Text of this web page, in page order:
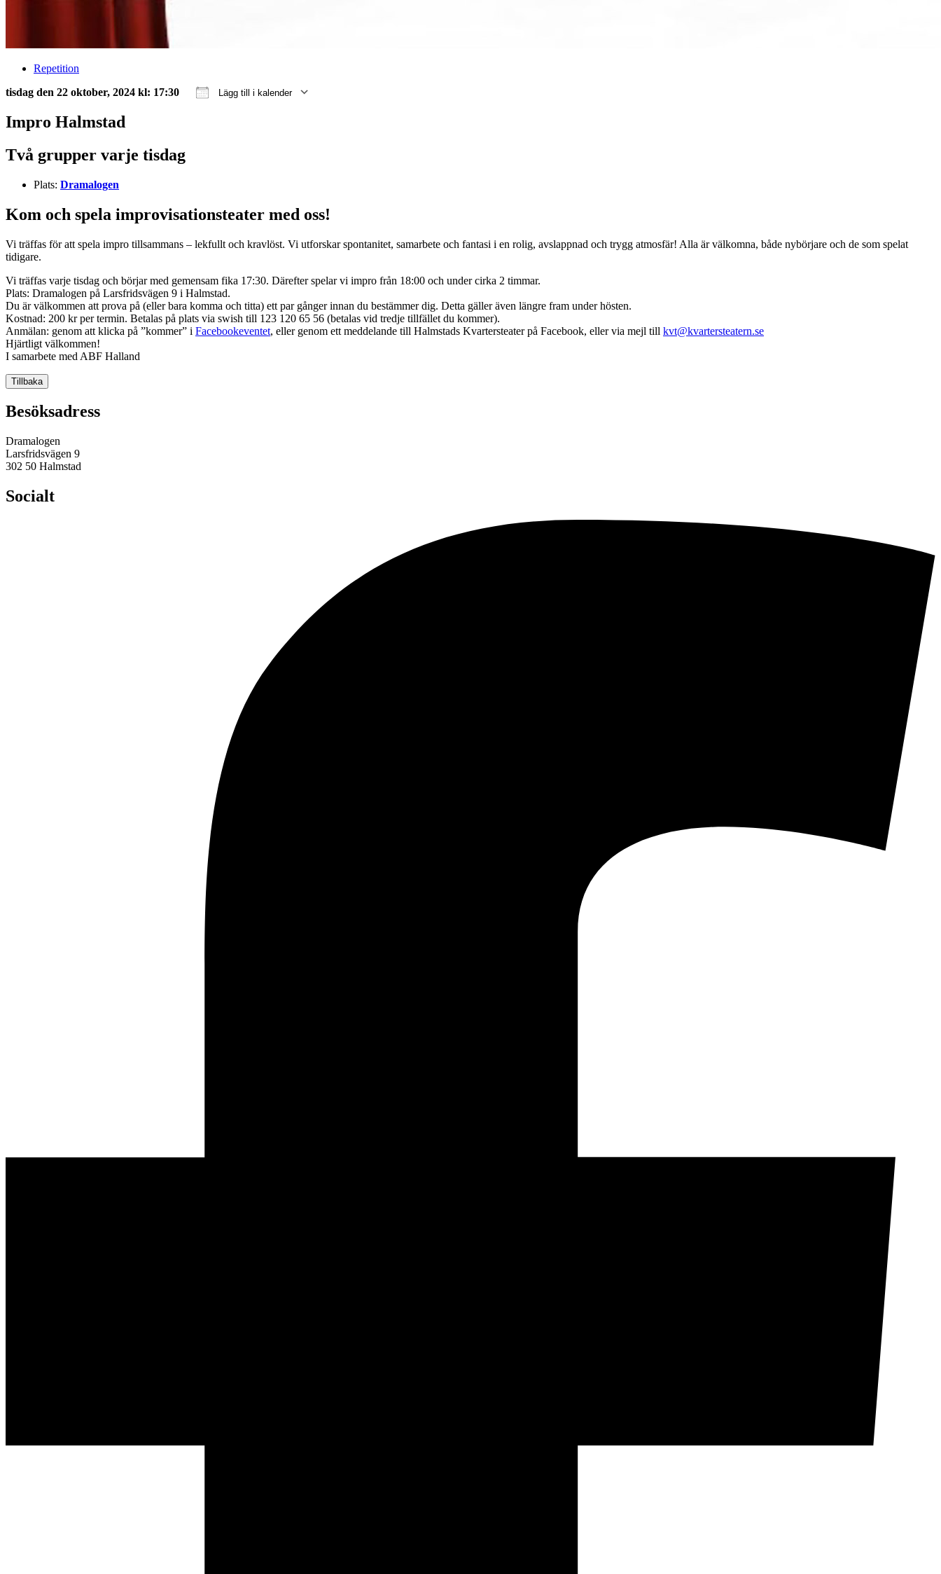
Repetition
tisdag den 22 oktober, 2024 kl: 17:30
Lägg till i kalender
Impro Halmstad
Två grupper varje tisdag
Plats: Dramalogen
Kom och spela improvisationsteater med oss!
Vi träffas för att spela impro tillsammans – lekfullt och kravlöst. Vi utforskar spontanitet, samarbete och fantasi i en rolig, avslappnad och trygg atmosfär! Alla är välkomna, både nybörjare och de som spelat
tidigare.
Vi träffas varje tisdag och börjar med gemensam fika 17:30. Därefter spelar vi impro från 18:00 och under cirka 2 timmar.
Plats: Dramalogen på Larsfridsvägen 9 i Halmstad.
Du är välkommen att prova på (eller bara komma och titta) ett par gånger innan du bestämmer dig. Detta gäller även längre fram under hösten.
Kostnad: 200 kr per termin. Betalas på plats via swish till 123 120 65 56 (betalas vid tredje tillfället du kommer).
Anmälan: genom att klicka på ”kommer” i Facebookeventet, eller genom ett meddelande till Halmstads Kvartersteater på Facebook, eller via mejl till kvt@kvartersteatern.se
Hjärtligt välkommen!
I samarbete med ABF Halland
Tillbaka
Besöksadress
Dramalogen
Larsfridsvägen 9
302 50 Halmstad
Socialt